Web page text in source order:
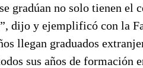
gradúan no solo tienen el
dijo y ejemplificó con la
llegan graduados
sus años de formación